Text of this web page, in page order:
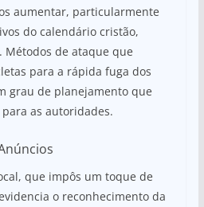
aumentar, particularmente
do calendário cristão,
Métodos de ataque que
para a rápida fuga dos
grau de planejamento que
as autoridades.
que impôs um toque de
o reconhecimento da